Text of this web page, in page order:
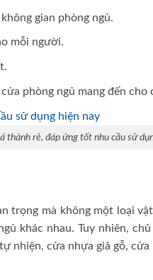
gian phòng ngủ.
mỗi người.
phòng ngủ mang đến cho
thành rẻ, đáp ứng tốt nhu cầu sử
trọng mà không một loại
khác nhau. Tuy nhiên,
nhiện, cửa nhựa giả gỗ, cửa